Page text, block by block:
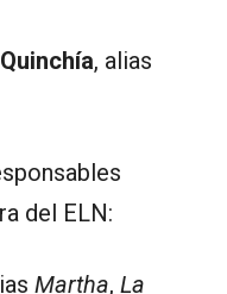
, alias
del ELN:
Martha, La